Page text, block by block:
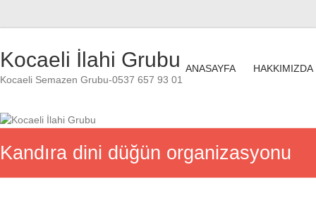
content
Kocaeli İlahi Grubu
Kocaeli Semazen Grubu-0537 657 93 01
ANASAYFA HAKKIMIZDA
Kandıra dini düğün organizasyonu